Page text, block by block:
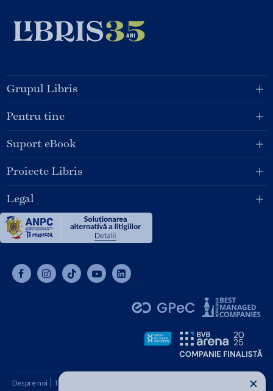
✕
Grupul Libris
Pentru tine
Suport eBook
Proiecte Libris
Legal
Despre noi Termeni și condiții